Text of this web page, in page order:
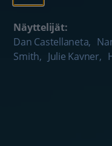
Näyttelijät:
Dan Castellaneta,
Smith, Julie Kavner,